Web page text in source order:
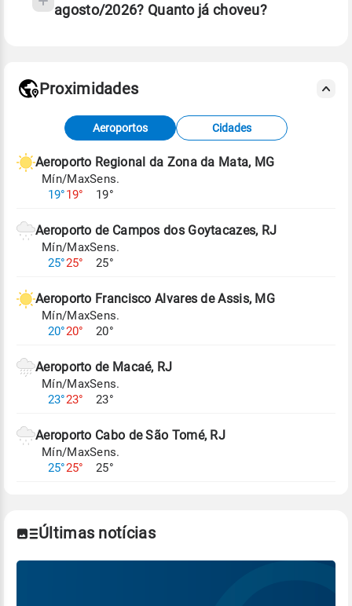
agosto/2026? Quanto já choveu?
Fonte: dados combinados de estações
meteorológicas e satélite do Centro de Previsão
de Tempo e Estudos Climáticos (CPTEC).
Para obter mais informações sobre os dados
Proximidades
Aeroportos Cidades
Aeroporto Regional da Zona da Mata, MG
Mín/Max
19°19°
Sens.
19°
Aeroporto de Campos dos Goytacazes, RJ
Mín/Max
25°25°
Sens.
25°
Aeroporto Francisco Alvares de Assis, MG
Mín/Max
20°20°
Sens.
20°
Aeroporto de Macaé, RJ
Mín/Max
23°23°
Sens.
23°
Aeroporto Cabo de São Tomé, RJ
Mín/Max
25°25°
Sens.
25°
Últimas notícias